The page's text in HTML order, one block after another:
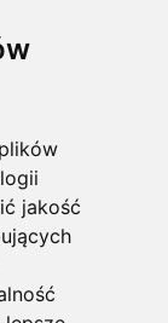
jakość
na
oferty
i